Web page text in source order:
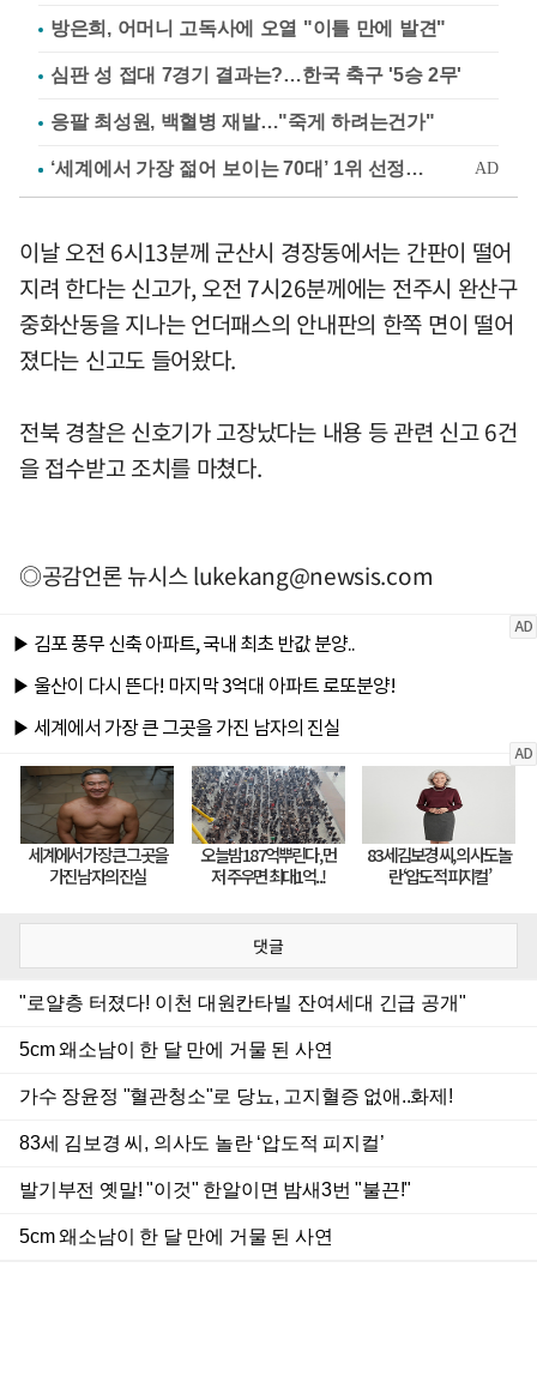
방은희, 어머니 고독사에 오열 "이틀 만에 발견"
심판 성 접대 7경기 결과는?…한국 축구 '5승 2무'
응팔 최성원, 백혈병 재발…"죽게 하려는건가"
이날 오전 6시13분께 군산시 경장동에서는 간판이 떨어
지려 한다는 신고가, 오전 7시26분께에는 전주시 완산구
중화산동을 지나는 언더패스의 안내판의 한쪽 면이 떨어
졌다는 신고도 들어왔다.
전북 경찰은 신호기가 고장났다는 내용 등 관련 신고 6건
을 접수받고 조치를 마쳤다.
◎공감언론 뉴시스lukekang@newsis.com
댓글